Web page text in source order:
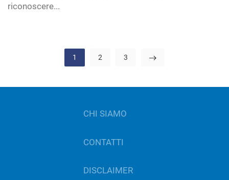
riconoscere...
1 2 3
CHI SIAMO
CONTATTI
DISCLAIMER